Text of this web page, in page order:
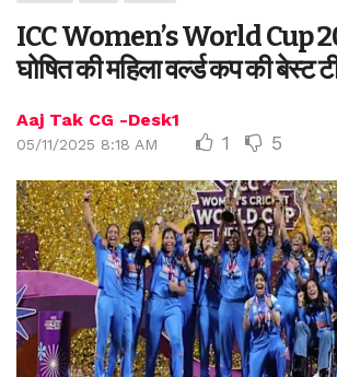
ICC Women’s World Cup
घोषित की महिला वर्ल्ड कप की बेस्ट
Aaj Tak CG -Desk1
05/11/2025 8:18 AM 1 5